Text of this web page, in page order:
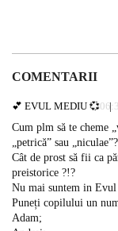
COMENTARII
💕 EVUL MEDIU 💞
Cum plm să te cheme
„petrică” sau „niculae”?
Cât de prost să fii ca
preistorice ?!?
Nu mai suntem in
Puneți copilului un
Adam;